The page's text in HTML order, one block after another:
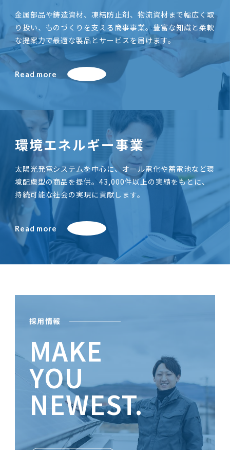
金属部品や鋳造資材、凍結防止剤、物流資材まで幅広く取
り扱い、ものづくりを支える商事事業。豊富な知識と柔軟
な提案力で最適な製品とサービスを届けます。
Read more
環境エネルギー事業
太陽光発電システムを中心に、オール電化や蓄電池など環
境配慮型の商品を提供。43,000件以上の実績をもとに、
持続可能な社会の実現に貢献します。
Read more
採用情報
MAKE
YOU
NEWEST.
ときめきがあなたを輝かせる